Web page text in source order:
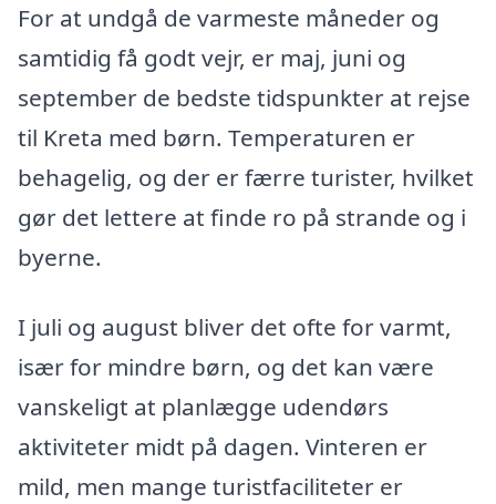
For at undgå de varmeste måneder og
samtidig få godt vejr, er maj, juni og
september de bedste tidspunkter at rejse
til Kreta med børn. Temperaturen er
behagelig, og der er færre turister, hvilket
gør det lettere at finde ro på strande og i
byerne.
I juli og august bliver det ofte for varmt,
især for mindre børn, og det kan være
vanskeligt at planlægge udendørs
aktiviteter midt på dagen. Vinteren er
mild, men mange turistfaciliteter er